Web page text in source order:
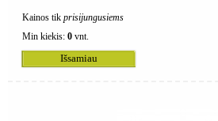
Kainos tik prisijungusiems
Min kiekis: 0 vnt.
Išsamiau